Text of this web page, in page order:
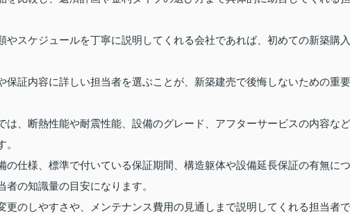
やスケジュールを丁寧に説明してくれる会社であれば、初めての新築購入
保証内容に詳しい担当者を選ぶことが、新築建売で後悔しないための重要
は、断熱性能や耐震性能、設備のグレード、アフターサービスの内容など
の仕様、標準で付いている保証期間、構造躯体や設備延長保証の有無につ
の知識量の目安になります。
更のしやすさや、メンテナンス費用の見通しまで説明してくれる担当者で